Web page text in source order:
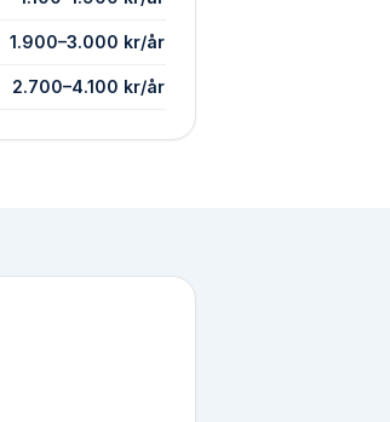
1.900–3.000 kr/år
2.700–4.100 kr/år